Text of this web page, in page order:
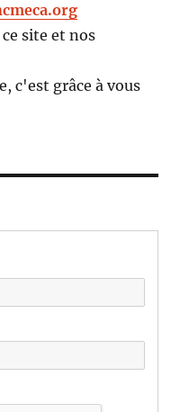
site et nos
c'est grâce à vous